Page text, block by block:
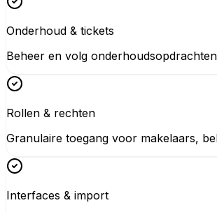
Onderhoud & tickets
Beheer en volg
Rollen & rechten
Granulaire toegang voor makelaars,
Interfaces & import